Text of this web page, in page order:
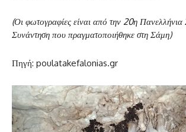
(Οι φωτογραφίες είναι από την 20η Πανελλήνια
Συνάντηση που πραγματοποιήθηκε στη Σάμη)
Πηγή: poulatakefalonias.gr